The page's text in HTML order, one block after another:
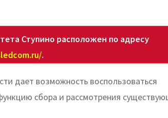
Ступино расположен по адресу
.
дает возможность воспользоваться
сбора и рассмотрения